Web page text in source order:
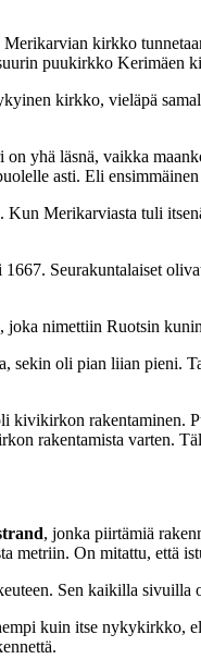
kirkko
puukirkko Kerimäen
kirkko, vieläpä
yhä läsnä, vaikka
asti. Eli
Merikarviasta tuli
Seurakuntalaiset
nimettiin Ruotsin
oli pian liian pieni.
rakentaminen.
rakentamista varten.
, jonka piirtämiä
metriin. On mitattu, että
Sen kaikilla sivuilla
kuin itse nykykirkko,